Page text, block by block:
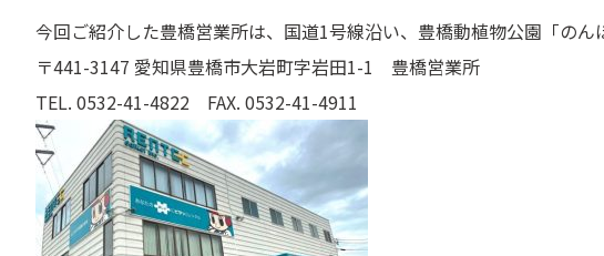
今回ご紹介した豊橋営業所は、国道1号線沿い、豊橋動植物公園「のん
〒441-3147 愛知県豊橋市大岩町字岩田1-1 豊橋営業所
TEL. 0532-41-4822 FAX. 0532-41-4911